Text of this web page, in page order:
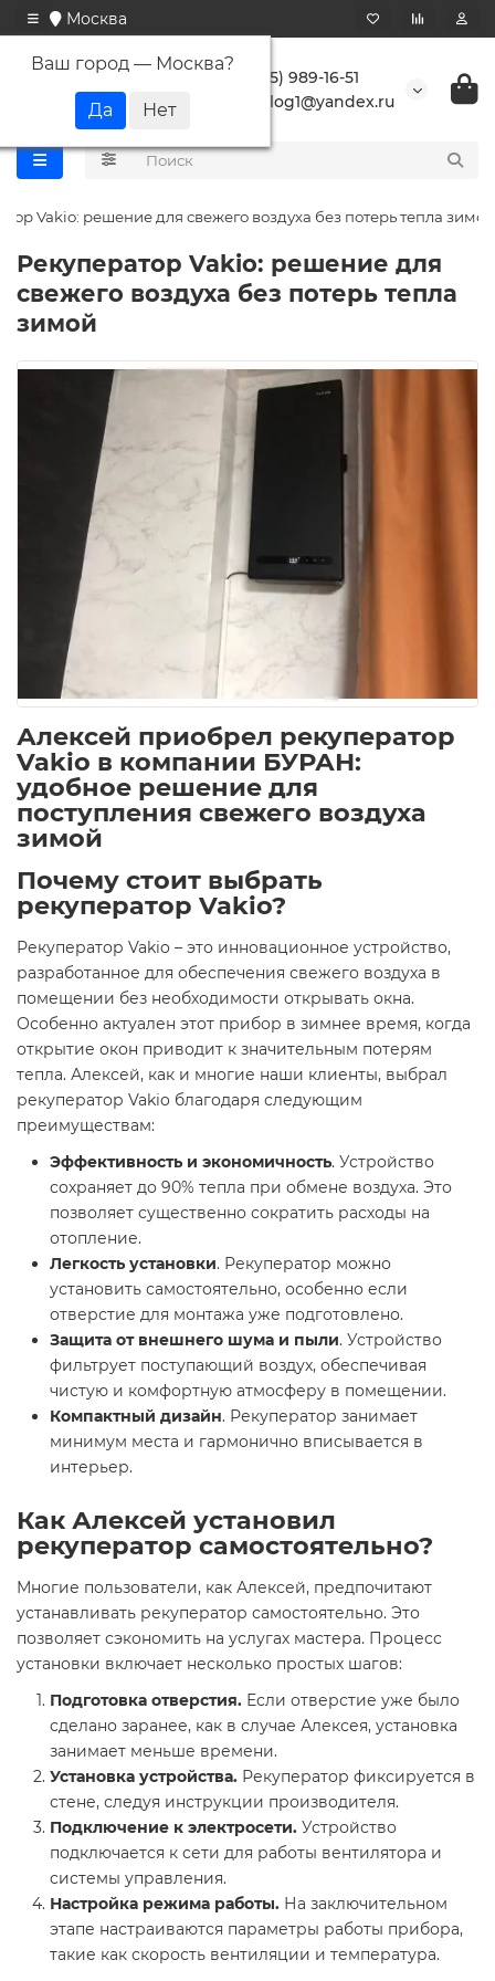
Москва
Ваш город — Москва?
+7 (495) 989-16-51
buranlog1@yandex.ru
Vakio: решение для свежего воздуха без потерь тепла зимой
Рекуператор Vakio: решение для
свежего воздуха без потерь тепла
зимой
Алексей приобрел рекуператор
Vakio в компании БУРАН:
удобное решение для
поступления свежего воздуха
зимой
Почему стоит выбрать
рекуператор Vakio?
Рекуператор Vakio – это инновационное устройство,
разработанное для обеспечения свежего воздуха в
помещении без необходимости открывать окна.
Особенно актуален этот прибор в зимнее время, когда
открытие окон приводит к значительным потерям
тепла. Алексей, как и многие наши клиенты, выбрал
рекуператор Vakio благодаря следующим
преимуществам:
Эффективность и экономичность. Устройство
сохраняет до 90% тепла при обмене воздуха. Это
позволяет существенно сократить расходы на
отопление.
Легкость установки. Рекуператор можно
установить самостоятельно, особенно если
отверстие для монтажа уже подготовлено.
Защита от внешнего шума и пыли. Устройство
фильтрует поступающий воздух, обеспечивая
чистую и комфортную атмосферу в помещении.
Компактный дизайн. Рекуператор занимает
минимум места и гармонично вписывается в
интерьер.
Как Алексей установил
рекуператор самостоятельно?
Многие пользователи, как Алексей, предпочитают
устанавливать рекуператор самостоятельно. Это
позволяет сэкономить на услугах мастера. Процесс
установки включает несколько простых шагов:
Подготовка отверстия. Если отверстие уже было
сделано заранее, как в случае Алексея, установка
занимает меньше времени.
Установка устройства. Рекуператор фиксируется в
стене, следуя инструкции производителя.
Подключение к электросети. Устройство
подключается к сети для работы вентилятора и
системы управления.
Настройка режима работы. На заключительном
этапе настраиваются параметры работы прибора,
такие как скорость вентиляции и температура.